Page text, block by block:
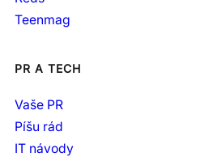
Teenmag
PR A TECH
Vaše PR
Píšu rád
IT návody